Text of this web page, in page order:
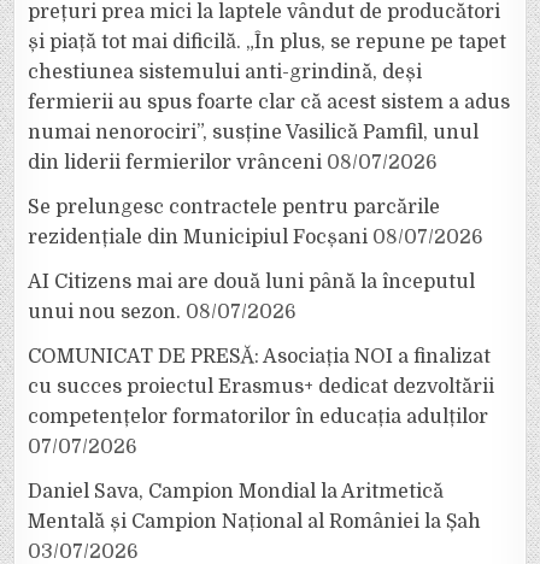
prețuri prea mici la laptele vândut de producători
și piață tot mai dificilă. „În plus, se repune pe tapet
chestiunea sistemului anti-grindină, deși
fermierii au spus foarte clar că acest sistem a adus
numai nenorociri”, susține Vasilică Pamfil, unul
din liderii fermierilor vrânceni 08/07/2026
Se prelungesc contractele pentru parcările
rezidențiale din Municipiul Focșani 08/07/2026
AI Citizens mai are două luni până la începutul
unui nou sezon. 08/07/2026
COMUNICAT DE PRESĂ: Asociația NOI a finalizat
cu succes proiectul Erasmus+ dedicat dezvoltării
competențelor formatorilor în educația adulților
07/07/2026
Daniel Sava, Campion Mondial la Aritmetică
Mentală și Campion Național al României la Șah
03/07/2026